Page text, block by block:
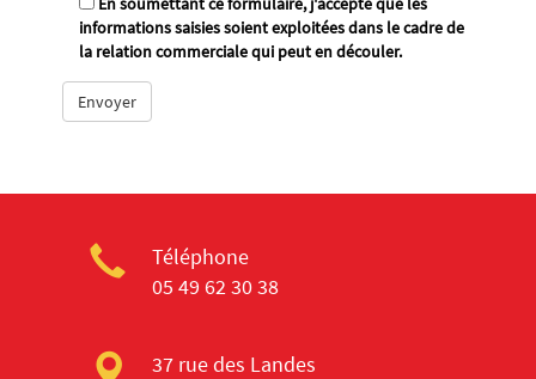
informations saisies soient exploitées dans le cadre de
la relation commerciale qui peut en découler.
Téléphone
05 49 62 30 38
37 rue des Landes